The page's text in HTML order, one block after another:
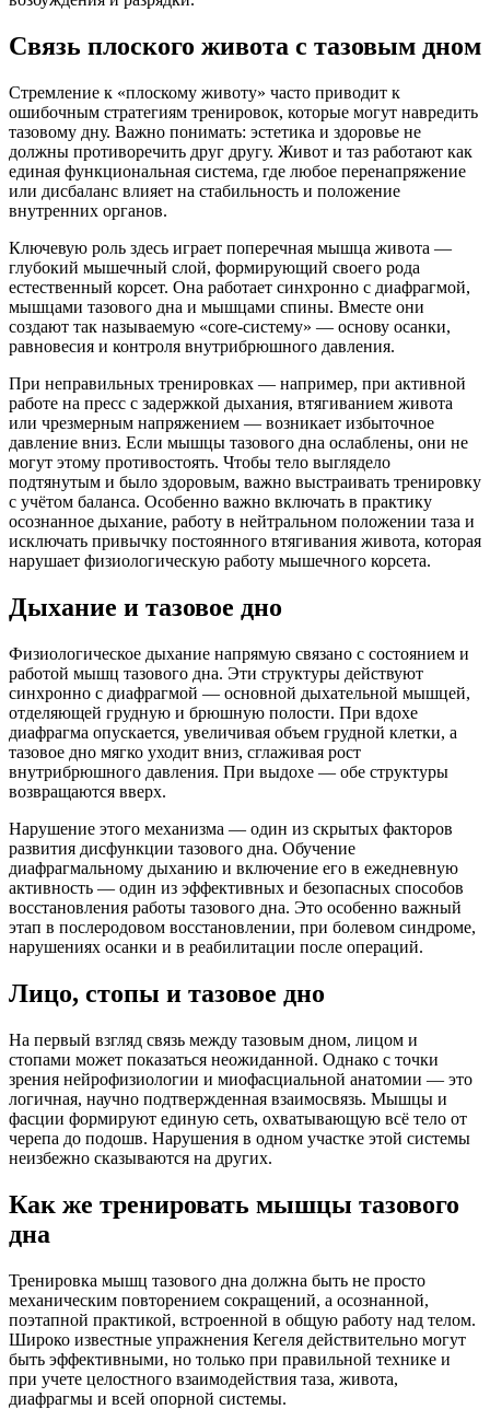
Связь плоского живота с тазовым дном
Стремление к «плоскому животу» часто приводит к
ошибочным стратегиям тренировок, которые могут навредить
тазовому дну. Важно понимать: эстетика и здоровье не
должны противоречить друг другу. Живот и таз работают как
единая функциональная система, где любое перенапряжение
или дисбаланс влияет на стабильность и положение
внутренних органов.
Ключевую роль здесь играет поперечная мышца живота —
глубокий мышечный слой, формирующий своего рода
естественный корсет. Она работает синхронно с диафрагмой,
мышцами тазового дна и мышцами спины. Вместе они
создают так называемую «core-систему» — основу осанки,
равновесия и контроля внутрибрюшного давления.
При неправильных тренировках — например, при активной
работе на пресс с задержкой дыхания, втягиванием живота
или чрезмерным напряжением — возникает избыточное
давление вниз. Если мышцы тазового дна ослаблены, они не
могут этому противостоять. Чтобы тело выглядело
подтянутым и было здоровым, важно выстраивать тренировку
с учётом баланса. Особенно важно включать в практику
осознанное дыхание, работу в нейтральном положении таза и
исключать привычку постоянного втягивания живота, которая
нарушает физиологическую работу мышечного корсета.
Дыхание и тазовое дно
Физиологическое дыхание напрямую связано с состоянием и
работой мышц тазового дна. Эти структуры действуют
синхронно с диафрагмой — основной дыхательной мышцей,
отделяющей грудную и брюшную полости. При вдохе
диафрагма опускается, увеличивая объем грудной клетки, а
тазовое дно мягко уходит вниз, сглаживая рост
внутрибрюшного давления. При выдохе — обе структуры
возвращаются вверх.
Нарушение этого механизма — один из скрытых факторов
развития дисфункции тазового дна. Обучение
диафрагмальному дыханию и включение его в ежедневную
активность — один из эффективных и безопасных способов
восстановления работы тазового дна. Это особенно важный
этап в послеродовом восстановлении, при болевом синдроме,
нарушениях осанки и в реабилитации после операций.
Лицо, стопы и тазовое дно
На первый взгляд связь между тазовым дном, лицом и
стопами может показаться неожиданной. Однако с точки
зрения нейрофизиологии и миофасциальной анатомии — это
логичная, научно подтвержденная взаимосвязь. Мышцы и
фасции формируют единую сеть, охватывающую всё тело от
черепа до подошв. Нарушения в одном участке этой системы
неизбежно сказываются на других.
Как же тренировать мышцы тазового
дна
Тренировка мышц тазового дна должна быть не просто
механическим повторением сокращений, а осознанной,
поэтапной практикой, встроенной в общую работу над телом.
Широко известные упражнения Кегеля действительно могут
быть эффективными, но только при правильной технике и
при учете целостного взаимодействия таза, живота,
диафрагмы и всей опорной системы.